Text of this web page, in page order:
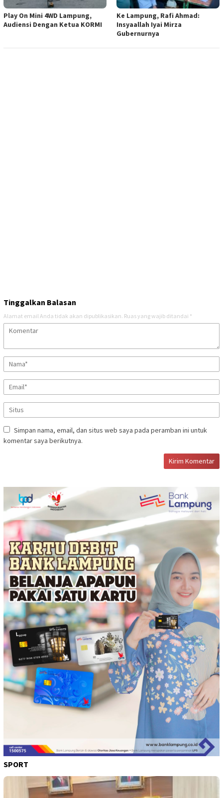
Play On Mini 4WD Lampung,
Audiensi Dengan Ketua KORMI
Ke Lampung, Rafi Ahmad:
Insyaallah Iyai Mirza
Gubernurnya
Tinggalkan Balasan
Alamat email Anda tidak akan dipublikasikan. Ruas yang wajib ditandai *
Simpan nama, email, dan situs web saya pada peramban ini untuk
komentar saya berikutnya.
SPORT